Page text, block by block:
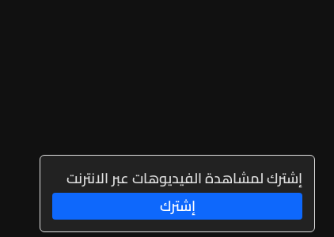
إشترك لمشاهدة الفيديوهات عبر الانترنت
إشترك